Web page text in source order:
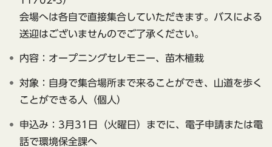
会場へは各自で直接集合していただきます。バスによる
送迎はございませんのでご了承ください。
内容：オープニングセレモニー、苗木植栽
対象：自身で集合場所まで来ることができ、山道を歩く
ことができる人（個人）
申込み：3月31日（火曜日）までに、電子申請または電
話で環境保全課へ